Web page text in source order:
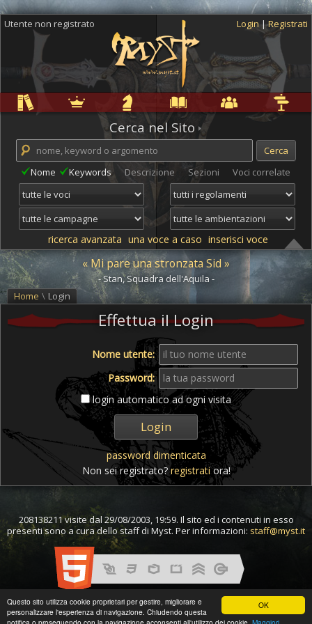
OK
Questo sito utilizza cookie proprietari per gestire, migliorare e
personalizzare l'esperienza di navigazione. Chiudendo questa
Utente non registrato Login |Registrati
Cerca nel Sito
Nome Keywords Descrizione Sezioni Voci correlate
ricerca avanzata una voce a caso inserisci voce
« Mi pare una stronzata Sid »
- Stan, Squadra dell'Aquila -
Home \ Login
Effettua il Login
Nome utente:
Password:
login automatico ad ogni visita
password dimenticata
Non sei registrato?registratiora!
208138211 visite dal 29/08/2003, 19:59. Il sito ed i contenuti in esso
presenti sono a cura dello staff di Myst. Per informazioni: staff@myst.it